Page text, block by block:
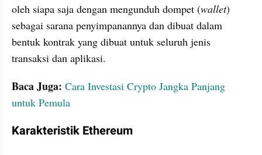
oleh siapa saja dengan mengunduh dompet (wallet)
sebagai sarana penyimpanannya dan dibuat dalam
bentuk kontrak yang dibuat untuk seluruh jenis
transaksi dan aplikasi.
Baca Juga: Cara Investasi Crypto Jangka Panjang
untuk Pemula
Karakteristik Ethereum